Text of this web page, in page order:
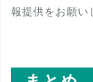
報提供をお願い